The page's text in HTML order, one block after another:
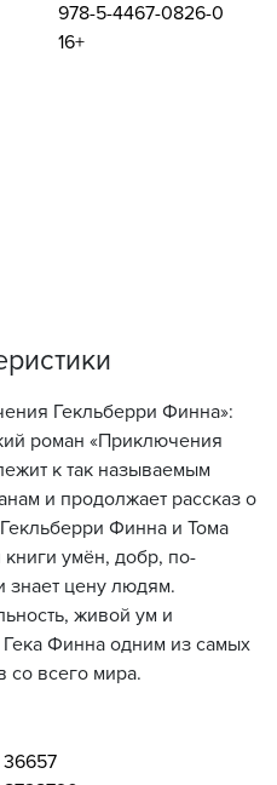
978-5-4467-0826-0
16+
Гекльберри Финна»:
роман «Приключения
к так называемым
и продолжает рассказ о
Финна и Тома
умён, добр, по-
знает цену людям.
живой ум и
Гека Финна одним из самых
со всего мира.
36657